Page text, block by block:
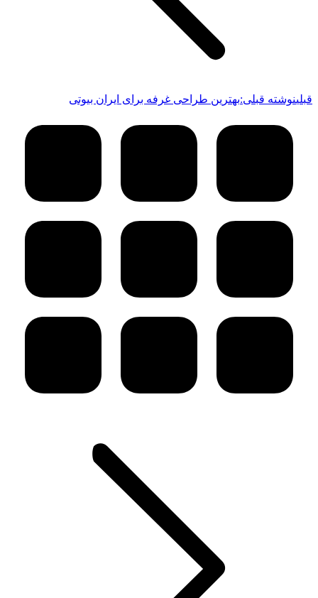
قبلینوشته قبلی:بهترین طراحی غرفه برای ایران بیوتی